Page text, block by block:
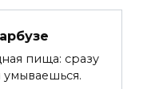
пища: сразу